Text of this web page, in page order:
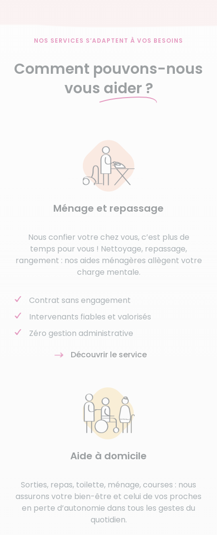
NOS SERVICES S’ADAPTENT À VOS BESOINS
Comment pouvons-nous
vous aider ?
Ménage et repassage
Nous confier votre chez vous, c’est plus de
temps pour vous ! Nettoyage, repassage,
rangement : nos aides ménagères allègent votre
charge mentale.
Contrat sans engagement
Intervenants fiables et valorisés
Zéro gestion administrative
Découvrir le service
Aide à domicile
Sorties, repas, toilette, ménage, courses : nous
assurons votre bien-être et celui de vos proches
en perte d’autonomie dans tous les gestes du
quotidien.